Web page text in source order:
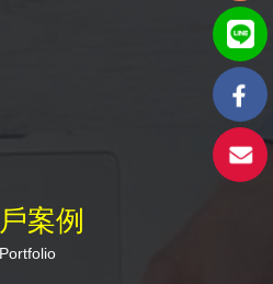
案例
Portfolio